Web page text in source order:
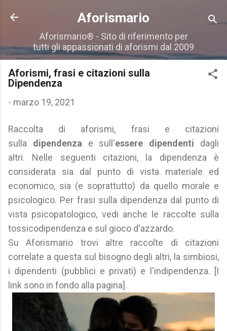
Passa ai contenuti principali
Aforismario
Aforismario® - Sito di riferimento per
tutti gli appassionati di aforismi dal 2009
Aforismi, frasi e citazioni sulla
Dipendenza
- marzo 19, 2021
Raccolta di aforismi, frasi e citazioni
sulla dipendenza e sull'essere dipendenti dagli
altri. Nelle seguenti citazioni, la dipendenza è
considerata sia dal punto di vista materiale ed
economico, sia (e soprattutto) da quello morale e
psicologico. Per frasi sulla dipendenza dal punto di
vista psicopatologico, vedi anche le raccolte sulla
tossicodipendenza e sul gioco d'azzardo.
Su Aforismario trovi altre raccolte di citazioni
correlate a questa sul bisogno degli altri, la simbiosi,
i dipendenti (pubblici e privati) e l'indipendenza. [I
link sono in fondo alla pagina].